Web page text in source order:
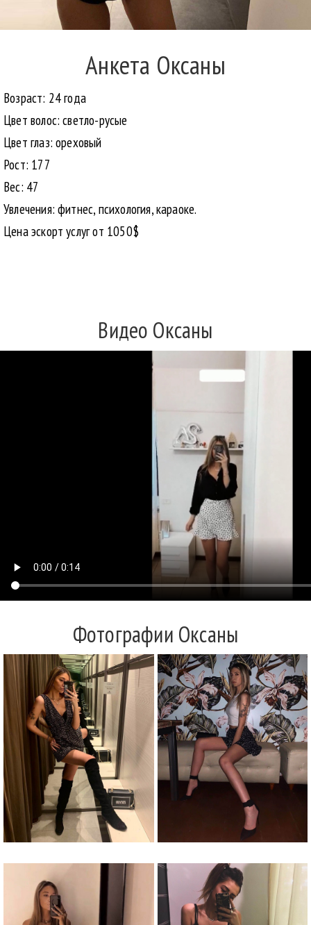
Анкета Оксаны
Возраст: 24 года
Цвет волос: светло-русые
Цвет глаз: ореховый
Рост: 177
Вес: 47
Увлечения: фитнес, психология, караоке.
Цена эскорт услуг от 1050$
Видео Оксаны
Фотографии Оксаны